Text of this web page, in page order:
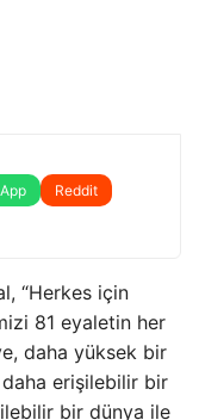
Reddit
“Herkes için
81 eyaletin her
daha yüksek bir
erişilebilir bir
bir dünya ile